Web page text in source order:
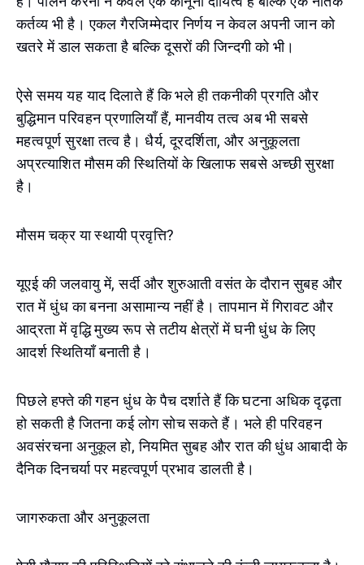
कर्तव्य भी है। एकल गैरजिम्मेदार निर्णय न केवल अपनी जान को
खतरे में डाल सकता है बल्कि दूसरों की जिन्दगी को भी।
ऐसे समय यह याद दिलाते हैं कि भले ही तकनीकी प्रगति और
बुद्धिमान परिवहन प्रणालियाँ हैं, मानवीय तत्व अब भी सबसे
महत्वपूर्ण सुरक्षा तत्व है। धैर्य, दूरदर्शिता, और अनुकूलता
अप्रत्याशित मौसम की स्थितियों के खिलाफ सबसे अच्छी सुरक्षा
है।
मौसम चक्र या स्थायी प्रवृत्ति?
यूएई की जलवायु में, सर्दी और शुरुआती वसंत के दौरान सुबह और
रात में धुंध का बनना असामान्य नहीं है। तापमान में गिरावट और
आद्रता में वृद्धि मुख्य रूप से तटीय क्षेत्रों में घनी धुंध के लिए
आदर्श स्थितियाँ बनाती है।
पिछले हफ्ते की गहन धुंध के पैच दर्शाते हैं कि घटना अधिक दृढ़ता
हो सकती है जितना कई लोग सोच सकते हैं। भले ही परिवहन
अवसंरचना अनुकूल हो, नियमित सुबह और रात की धुंध आबादी के
दैनिक दिनचर्या पर महत्वपूर्ण प्रभाव डालती है।
जागरुकता और अनुकूलता